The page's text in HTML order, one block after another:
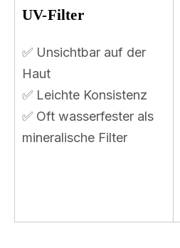
UV-Filter
✅ Unsichtbar auf der
Haut
✅ Leichte Konsistenz
✅ Oft wasserfester als
mineralische Filter